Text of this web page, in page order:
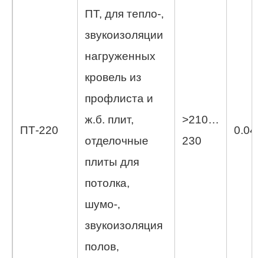
ПТ-220
ПТ, для тепло-,
звукоизоляции
нагруженных
кровель из
профлиста и
ж.б. плит,
отделочные
плиты для
потолка,
шумо-,
звукоизоляция
полов,
>210…
230
0.045